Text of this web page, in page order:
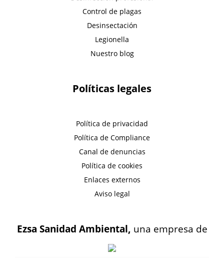
Control de plagas
Desinsectación
Legionella
Nuestro blog
Políticas legales
Política de privacidad
Política de Compliance
Canal de denuncias
Política de cookies
Enlaces externos
Aviso legal
Ezsa Sanidad Ambiental, una empresa de